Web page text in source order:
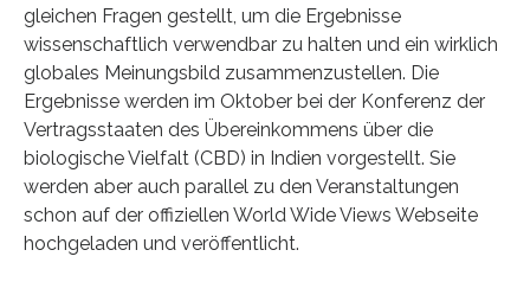
gleichen Fragen gestellt, um die Ergebnisse
wissenschaftlich verwendbar zu halten und ein wirklich
globales Meinungsbild zusammenzustellen. Die
Ergebnisse werden im Oktober bei der Konferenz der
Vertragsstaaten des Übereinkommens über die
biologische Vielfalt (CBD) in Indien vorgestellt. Sie
werden aber auch parallel zu den Veranstaltungen
schon auf der offiziellen World Wide Views Webseite
hochgeladen und veröffentlicht.